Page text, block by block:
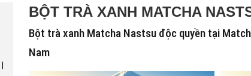
BỘT TRÀ XANH MATCHA
Bột trà xanh Matcha Nastsu độc quyền tại
Nam